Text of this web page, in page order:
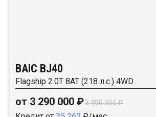
BAIC BJ40
Flagship 2.0T 8AT (218 л.с.) 4WD
от 3 290 000 ₽3 490 000 ₽